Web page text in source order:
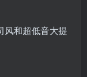
和超低音大提